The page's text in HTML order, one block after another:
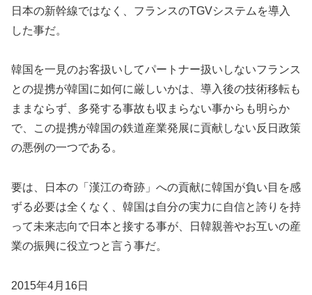
日本の新幹線ではなく、フランスのTGVシステムを導入
した事だ。
韓国を一見のお客扱いしてパートナー扱いしないフランス
との提携が韓国に如何に厳しいかは、導入後の技術移転も
ままならず、多発する事故も収まらない事からも明らか
で、この提携が韓国の鉄道産業発展に貢献しない反日政策
の悪例の一つである。
要は、日本の「漢江の奇跡」への貢献に韓国が負い目を感
ずる必要は全くなく、韓国は自分の実力に自信と誇りを持
って未来志向で日本と接する事が、日韓親善やお互いの産
業の振興に役立つと言う事だ。
2015年4月16日